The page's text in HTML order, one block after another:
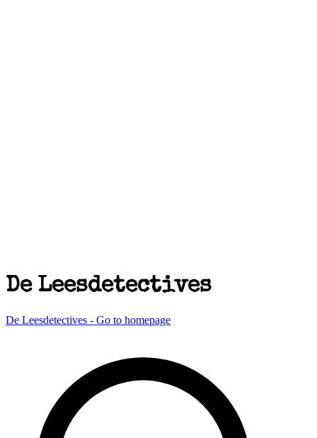
De Leesdetectives
De Leesdetectives - Go to homepage